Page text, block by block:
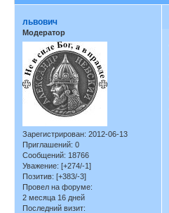
львович
Модератор
Зарегистрирован: 2012-06-13
Приглашений: 0
Сообщений: 18766
Уважение: [+274/-1]
Позитив: [+383/-3]
Провел на форуме:
2 месяца 16 дней
Последний визит: